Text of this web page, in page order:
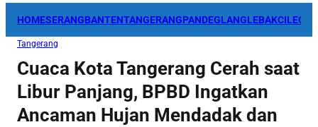
HOMESERANGBANTENTANGERANGPANDEGLANGLEBAK
Tangerang
Cuaca Kota Tangerang Cerah saat
Libur Panjang, BPBD Ingatkan
Ancaman Hujan Mendadak dan